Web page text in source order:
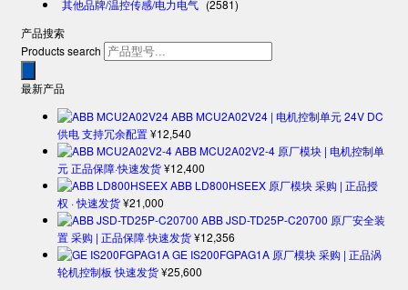
其他品牌/温控传感/电力电气 (2581)
产品搜索
Products search
最新产品
ABB MCU2A02V24 | 电机控制单元 24V DC
供电 支持冗余配置¥12,540
ABB MCU2A02V2-4 原厂模块 | 电机控制单
元 正品保障·快速发货¥12,400
ABB LD800HSEEX 原厂模块 采购 | 正品授
权 · 快速发货¥21,000
ABB JSD-TD25P-C20700 原厂安全装
置 采购 | 正品保障·快速发货¥12,356
GE IS200FGPAG1A 原厂模块 采购 | 正品涡
轮机控制板 快速发货¥25,600